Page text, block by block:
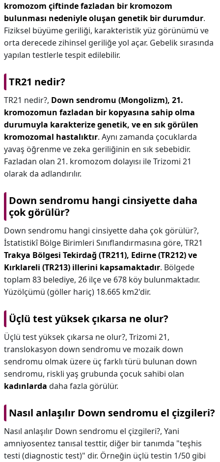
kromozom çiftinde fazladan bir kromozom
bulunması nedeniyle oluşan genetik bir durumdur.
Fiziksel büyüme geriliği, karakteristik yüz görünümü ve
orta derecede zihinsel geriliğe yol açar. Gebelik sırasında
yapılan testlerle tespit edilebilir.
TR21 nedir?
TR21 nedir?, Down sendromu (Mongolizm), 21.
kromozomun fazladan bir kopyasına sahip olma
durumuyla karakterize genetik, ve en sık görülen
kromozomal hastalıktır. Aynı zamanda çocuklarda
yavaş öğrenme ve zeka geriliğinin en sık sebebidir.
Fazladan olan 21. kromozom dolayısı ile Trizomi 21
olarak da adlandırılır.
Down sendromu hangi cinsiyette daha
çok görülür?
Down sendromu hangi cinsiyette daha çok görülür?,
İstatistikî Bölge Birimleri Sınıflandırmasına göre, TR21
Trakya Bölgesi Tekirdağ (TR211), Edirne (TR212) ve
Kırklareli (TR213) illerini kapsamaktadır. Bölgede
toplam 83 belediye, 26 ilçe ve 678 köy bulunmaktadır.
Yüzölçümü (göller hariç) 18.665 km2'dir.
Üçlü test yüksek çıkarsa ne olur?
Üçlü test yüksek çıkarsa ne olur?, Trizomi 21,
translokasyon down sendromu ve mozaik down
sendromu olmak üzere üç farklı türü bulunan down
sendromu, riskli yaş grubunda çocuk sahibi olan
kadınlarda daha fazla görülür.
Nasıl anlaşılır Down sendromu el çizgileri?
Nasıl anlaşılır Down sendromu el çizgileri?, Yani
amniyosentez tanısal testtir, diğer bir tanımda "teşhis
testi (diagnostic test)" dir. Örneğin üçlü testin 1/50 gibi